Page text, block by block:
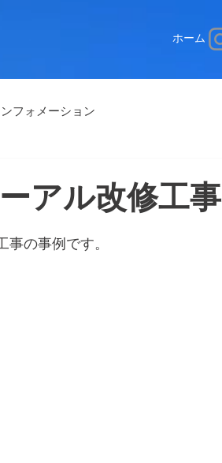
ホーム
フォメーション
アル改修工事
の事例です。